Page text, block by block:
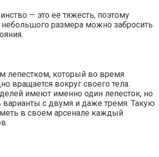
— это ее тяжесть, поэтому
небольшого размера можно забросить
лепестком, который во время
вращается вокруг своего тела.
имеют именно один лепесток, но
варианты с двумя и даже тремя. Такую
в своем арсенале каждый